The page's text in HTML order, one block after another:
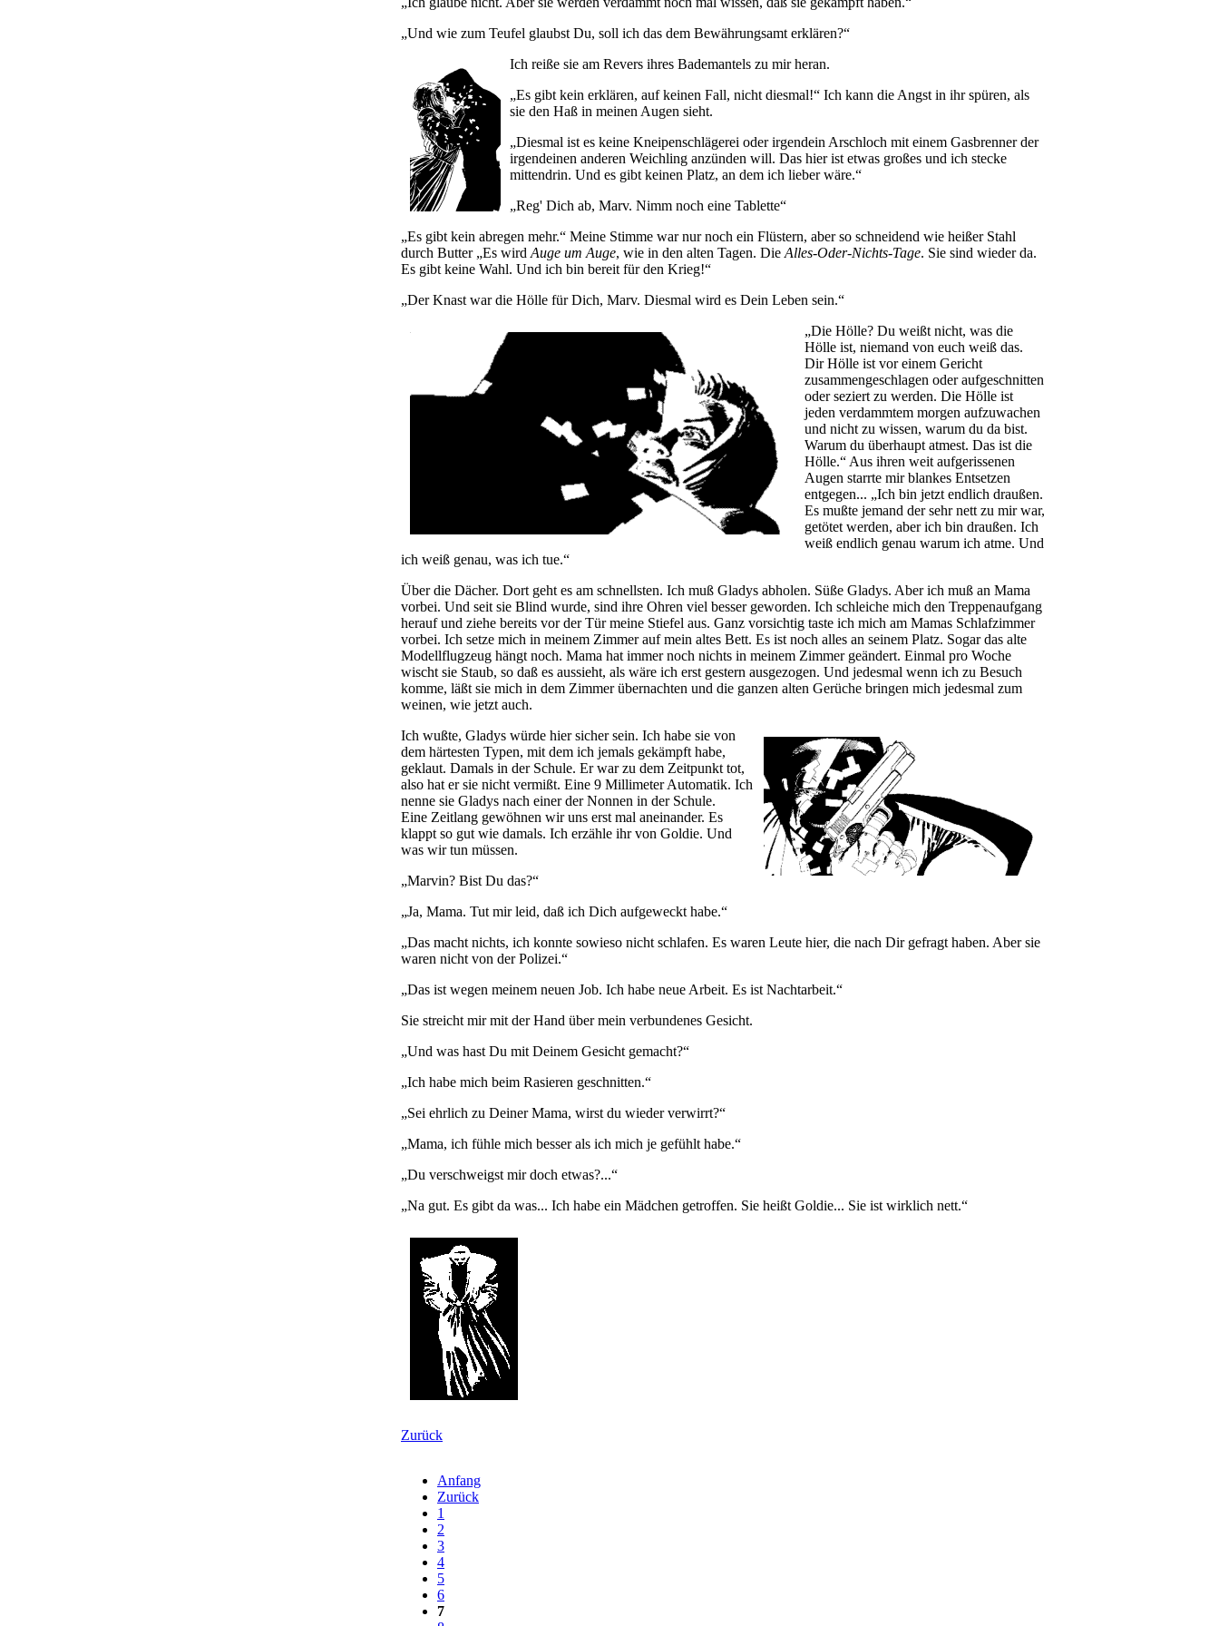
„Und wie zum Teufel glaubst Du, soll ich das dem Bewährungsamt erklären?“
Ich reiße sie am Revers ihres Bademantels zu mir heran.
„Es gibt kein erklären, auf keinen Fall, nicht diesmal!“ Ich kann die Angst in ihr spüren, als
sie den Haß in meinen Augen sieht.
„Diesmal ist es keine Kneipenschlägerei oder irgendein Arschloch mit einem Gasbrenner der
irgendeinen anderen Weichling anzünden will. Das hier ist etwas großes und ich stecke
mittendrin. Und es gibt keinen Platz, an dem ich lieber wäre.“
„Reg' Dich ab, Marv. Nimm noch eine Tablette“
„Es gibt kein abregen mehr.“ Meine Stimme war nur noch ein Flüstern, aber so schneidend wie heißer Stahl
durch Butter „Es wird Auge um Auge, wie in den alten Tagen. Die Alles-Oder-Nichts-Tage. Sie sind wieder da.
Es gibt keine Wahl. Und ich bin bereit für den Krieg!“
„Der Knast war die Hölle für Dich, Marv. Diesmal wird es Dein Leben sein.“
„Die Hölle? Du weißt nicht, was die
Hölle ist, niemand von euch weiß das.
Dir Hölle ist vor einem Gericht
zusammengeschlagen oder aufgeschnitten
oder seziert zu werden. Die Hölle ist
jeden verdammtem morgen aufzuwachen
und nicht zu wissen, warum du da bist.
Warum du überhaupt atmest. Das ist die
Hölle.“ Aus ihren weit aufgerissenen
Augen starrte mir blankes Entsetzen
entgegen... „Ich bin jetzt endlich draußen.
Es mußte jemand der sehr nett zu mir war,
getötet werden, aber ich bin draußen. Ich
weiß endlich genau warum ich atme. Und
ich weiß genau, was ich tue.“
Über die Dächer. Dort geht es am schnellsten. Ich muß Gladys abholen. Süße Gladys. Aber ich muß an Mama
vorbei. Und seit sie Blind wurde, sind ihre Ohren viel besser geworden. Ich schleiche mich den Treppenaufgang
herauf und ziehe bereits vor der Tür meine Stiefel aus. Ganz vorsichtig taste ich mich am Mamas Schlafzimmer
vorbei. Ich setze mich in meinem Zimmer auf mein altes Bett. Es ist noch alles an seinem Platz. Sogar das alte
Modellflugzeug hängt noch. Mama hat immer noch nichts in meinem Zimmer geändert. Einmal pro Woche
wischt sie Staub, so daß es aussieht, als wäre ich erst gestern ausgezogen. Und jedesmal wenn ich zu Besuch
komme, läßt sie mich in dem Zimmer übernachten und die ganzen alten Gerüche bringen mich jedesmal zum
weinen, wie jetzt auch.
Ich wußte, Gladys würde hier sicher sein. Ich habe sie von
dem härtesten Typen, mit dem ich jemals gekämpft habe,
geklaut. Damals in der Schule. Er war zu dem Zeitpunkt tot,
also hat er sie nicht vermißt. Eine 9 Millimeter Automatik. Ich
nenne sie Gladys nach einer der Nonnen in der Schule.
Eine Zeitlang gewöhnen wir uns erst mal aneinander. Es
klappt so gut wie damals. Ich erzähle ihr von Goldie. Und
was wir tun müssen.
„Marvin? Bist Du das?“
„Ja, Mama. Tut mir leid, daß ich Dich aufgeweckt habe.“
„Das macht nichts, ich konnte sowieso nicht schlafen. Es waren Leute hier, die nach Dir gefragt haben. Aber sie
waren nicht von der Polizei.“
„Das ist wegen meinem neuen Job. Ich habe neue Arbeit. Es ist Nachtarbeit.“
Sie streicht mir mit der Hand über mein verbundenes Gesicht.
„Und was hast Du mit Deinem Gesicht gemacht?“
„Ich habe mich beim Rasieren geschnitten.“
„Sei ehrlich zu Deiner Mama, wirst du wieder verwirrt?“
„Mama, ich fühle mich besser als ich mich je gefühlt habe.“
„Du verschweigst mir doch etwas?...“
„Na gut. Es gibt da was... Ich habe ein Mädchen getroffen. Sie heißt Goldie... Sie ist wirklich nett.“
Zurück
Anfang
Zurück
1
2
3
4
5
6
7